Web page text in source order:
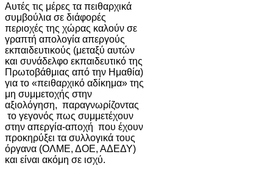
Αυτές τις μέρες τα πειθαρχικά
συμβούλια σε διάφορές
περιοχές της χώρας καλούν σε
γραπτή απολογία απεργούς
εκπαιδευτικούς (μεταξύ αυτών
και συνάδελφο εκπαιδευτικό της
Πρωτοβάθμιας από την Ημαθία)
για το «πειθαρχικό αδίκημα» της
μη συμμετοχής στην
αξιολόγηση, παραγνωρίζοντας
το γεγονός πως συμμετέχουν
στην απεργία-αποχή που έχουν
προκηρύξει τα συλλογικά τους
όργανα (ΟΛΜΕ, ΔΟΕ, ΑΔΕΔΥ)
και είναι ακόμη σε ισχύ.